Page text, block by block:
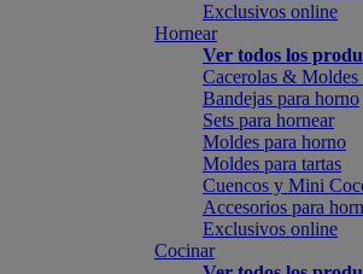
Exclusivos online
Hornear
Ver todos los
Cacerolas & Moldes
Bandejas para horno
Sets para hornear
Moldes para horno
Moldes para tartas
Cuencos y Mini
Accesorios para
Exclusivos online
Cocinar